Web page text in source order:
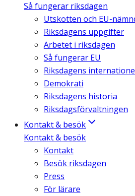
Så fungerar riksdagen
Utskotten och EU-
Riksdagens uppgifter
Arbetet i riksdagen
Så fungerar EU
Riksdagens
Demokrati
Riksdagens historia
Riksdagsförvaltningen
Kontakt & besök
Kontakt & besök
Kontakt
Besök riksdagen
Press
För lärare